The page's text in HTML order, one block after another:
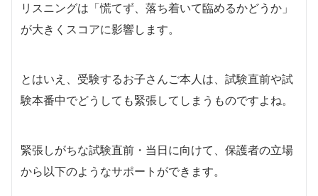
リスニングは「慌てず、落ち着いて臨めるかどうか」
が大きくスコアに影響します。
とはいえ、受験するお子さんご本人は、試験直前や試
験本番中でどうしても緊張してしまうものですよね。
緊張しがちな試験直前・当日に向けて、保護者の立場
から以下のようなサポートができます。